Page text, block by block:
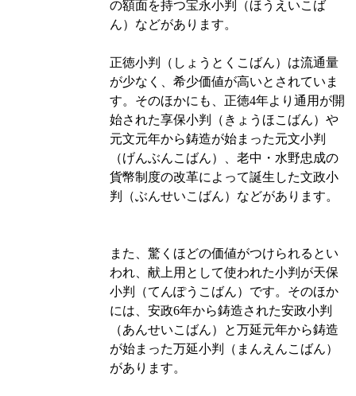
の額面を持つ宝永小判（ほうえいこば
ん）などがあります。
正徳小判（しょうとくこばん）は流通量
が少なく、希少価値が高いとされていま
す。そのほかにも、正徳4年より通用が開
始された享保小判（きょうほこばん）や
元文元年から鋳造が始まった元文小判
（げんぶんこばん）、老中・水野忠成の
貨幣制度の改革によって誕生した文政小
判（ぶんせいこばん）などがあります。
また、驚くほどの価値がつけられるとい
われ、献上用として使われた小判が天保
小判（てんぽうこばん）です。そのほか
には、安政6年から鋳造された安政小判
（あんせいこばん）と万延元年から鋳造
が始まった万延小判（まんえんこばん）
があります。